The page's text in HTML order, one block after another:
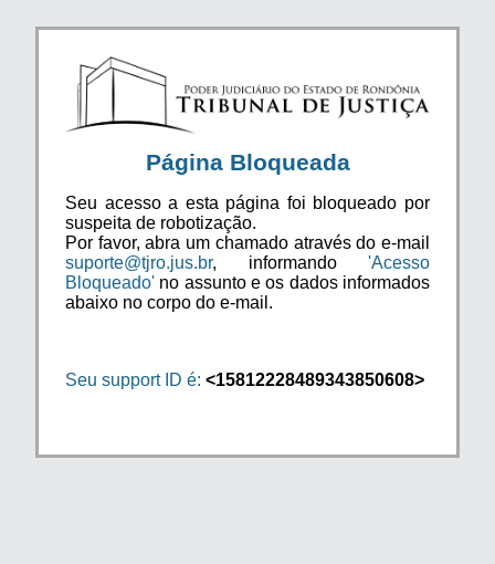
Página Bloqueada
Seu acesso a esta página foi bloqueado por
suspeita de robotização.
Por favor, abra um chamado através do e-mail
suporte@tjro.jus.br, informando 'Acesso
Bloqueado' no assunto e os dados informados
abaixo no corpo do e-mail.
Seu support ID é: <15812228489343850608>